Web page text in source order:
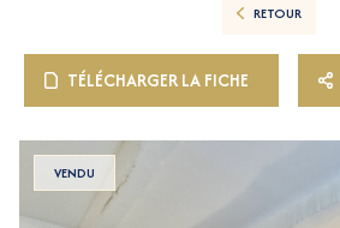
RETOUR
TÉLÉCHARGER LA FICHE
VENDU